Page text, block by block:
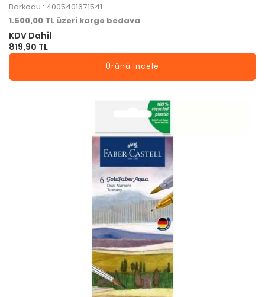
Barkodu : 4005401671541
1.500,00 TL üzeri kargo bedava
KDV Dahil
819,90 TL
Ürünü İncele